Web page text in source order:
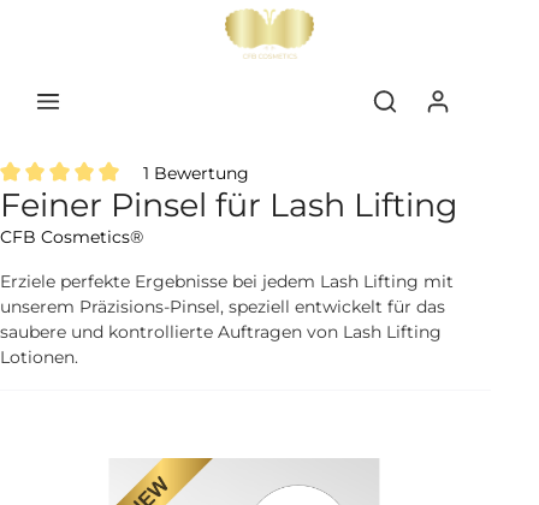
Durchschnittliche Bewertung von 5 von 5 Sternen
1 Bewertung
Feiner Pinsel für Lash Lifting
CFB Cosmetics®
Erziele perfekte Ergebnisse bei jedem Lash Lifting mit
unserem Präzisions-Pinsel, speziell entwickelt für das
saubere und kontrollierte Auftragen von Lash Lifting
Lotionen.